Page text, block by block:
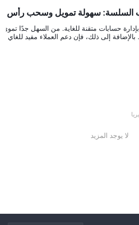
السلسة: سهولة تمويل وسحب رأس
بالإضافة إلى دعم عملاء ممتاز
حسابات متقنة للغاية. من السهل جدًا تموي
إلى ذلك، فإن دعم العملاء مفيد للغاي
لا يوجد المزيد